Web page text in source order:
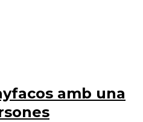
amb una